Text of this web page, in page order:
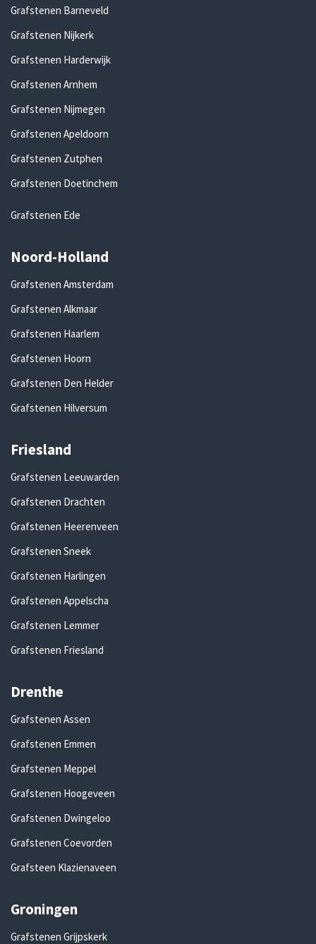
Grafstenen Barneveld
Grafstenen Nijkerk
Grafstenen Harderwijk
Grafstenen Arnhem
Grafstenen Nijmegen
Grafstenen Apeldoorn
Grafstenen Zutphen
Grafstenen Doetinchem
Grafstenen Ede
Noord-Holland
Grafstenen Amsterdam
Grafstenen Alkmaar
Grafstenen Haarlem
Grafstenen Hoorn
Grafstenen Den Helder
Grafstenen Hilversum
Friesland
Grafstenen Leeuwarden
Grafstenen Drachten
Grafstenen Heerenveen
Grafstenen Sneek
Grafstenen Harlingen
Grafstenen Appelscha
Grafstenen Lemmer
Grafstenen Friesland
Drenthe
Grafstenen Assen
Grafstenen Emmen
Grafstenen Meppel
Grafstenen Hoogeveen
Grafstenen Dwingeloo
Grafstenen Coevorden
Grafsteen Klazienaveen
Groningen
Grafstenen Grijpskerk